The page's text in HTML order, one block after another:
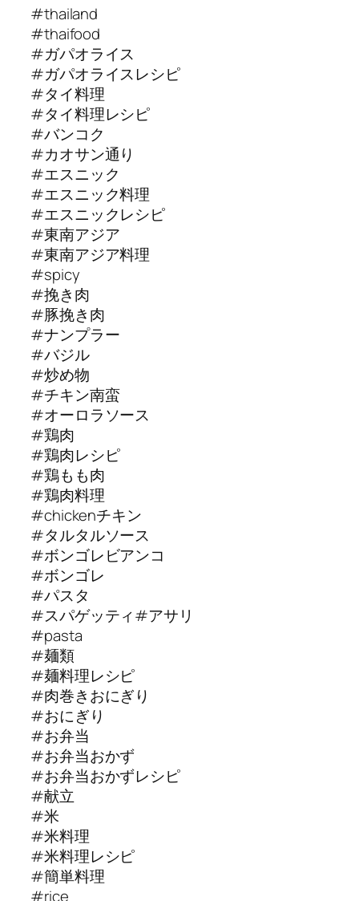
#thailand
#thaifood
#ガパオライス
#ガパオライスレシピ
#タイ料理
#タイ料理レシピ
#バンコク
#カオサン通り
#エスニック
#エスニック料理
#エスニックレシピ
#東南アジア
#東南アジア料理
#spicy
#挽き肉
#豚挽き肉
#ナンプラー
#バジル
#炒め物
#チキン南蛮
#オーロラソース
#鶏肉
#鶏肉レシピ
#鶏もも肉
#鶏肉料理
#chickenチキン
#タルタルソース
#ボンゴレビアンコ
#ボンゴレ
#パスタ
#スパゲッティ#アサリ
#pasta
#麺類
#麺料理レシピ
#肉巻きおにぎり
#おにぎり
#お弁当
#お弁当おかず
#お弁当おかずレシピ
#献立
#米
#米料理
#米料理レシピ
#簡単料理
#rice